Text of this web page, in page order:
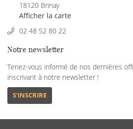
18120 Brinay
Afficher la carte
02 48 52 80 22
Notre newsletter
Tenez-vous informé de nos dernières
inscrivant à notre newsletter !
S'INSCRIRE